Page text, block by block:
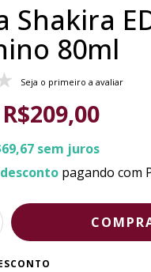
Shakira
80ml
Seja o primeiro a avaliar
R$209,00
sem juros
pagando com